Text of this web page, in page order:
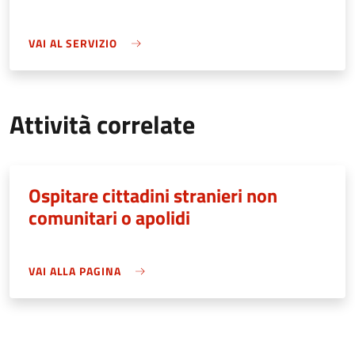
VAI AL SERVIZIO
Attività correlate
Ospitare cittadini stranieri non
comunitari o apolidi
VAI ALLA PAGINA